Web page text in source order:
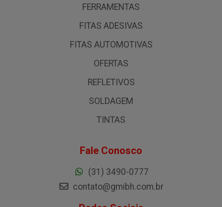
FERRAMENTAS
FITAS ADESIVAS
FITAS AUTOMOTIVAS
OFERTAS
REFLETIVOS
SOLDAGEM
TINTAS
Fale Conosco
(31) 3490-0777
contato@gmibh.com.br